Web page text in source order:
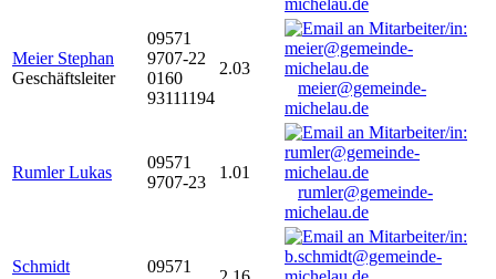
michelau.de
Meier Stephan
Geschäftsleiter
09571
9707-22
0160
93111194
2.03
meier@gemeinde-
michelau.de
Rumler Lukas
09571
9707-23
1.01
rumler@gemeinde-
michelau.de
Schmidt
09571